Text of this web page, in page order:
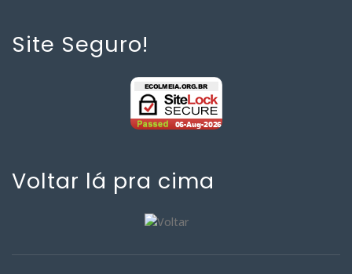
Site Seguro!
Voltar lá pra cima